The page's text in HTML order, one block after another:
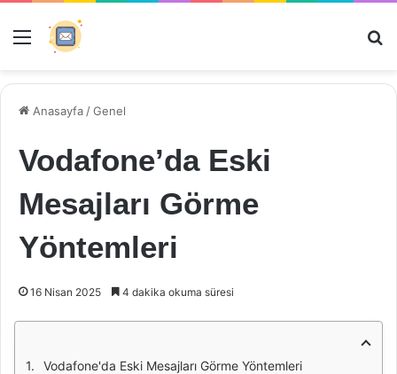
Menü
Anasayfa /Genel
Vodafone’da Eski
Mesajları Görme
Yöntemleri
16 Nisan 2025 4 dakika okuma süresi
Vodafone'da Eski Mesajları Görme Yöntemleri